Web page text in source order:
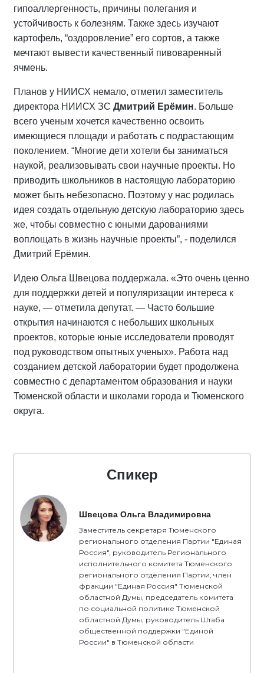
гипоаллергенность, причины полегания и
устойчивость к болезням. Также здесь изучают
картофель, “оздоровление” его сортов, а также
мечтают вывести качественный пивоваренный
ячмень.
Планов у НИИСХ немало, отметил заместитель
директора НИИСХ ЗС Дмитрий Ерёмин. Больше
всего ученым хочется качественно освоить
имеющиеся площади и работать с подрастающим
поколением. “Многие дети хотели бы заниматься
наукой, реализовывать свои научные проекты. Но
приводить школьников в настоящую лабораторию
может быть небезопасно. Поэтому у нас родилась
идея создать отдельную детскую лабораторию здесь
же, чтобы совместно с юными дарованиями
воплощать в жизнь научные проекты”, - поделился
Дмитрий Ерёмин.
Идею Ольга Швецова поддержала. «Это очень ценно
для поддержки детей и популяризации интереса к
науке, — отметила депутат. — Часто большие
открытия начинаются с небольших школьных
проектов, которые юные исследователи проводят
под руководством опытных ученых». Работа над
созданием детской лаборатории будет продолжена
совместно с департаментом образования и науки
Тюменской области и школами города и Тюменского
округа.
Спикер
Швецова Ольга Владимировна
Заместитель секретаря Тюменского
регионального отделения Партии "Единая
Россия", руководитель Регионального
исполнительного комитета Тюменского
регионального отделения Партии, член
фракции "Единая Россия" Тюменской
областной Думы, председатель комитета
по социальной политике Тюменской
областной Думы, руководитель Штаба
общественной поддержки "Единой
России" в Тюменской области